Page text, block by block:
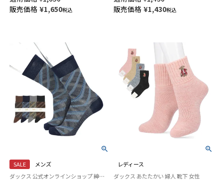
ライプ ワンポイントベア刺しゅ
う クルー丈 メンズ 02312569
販売価格 ¥1,650税込
としっかりホールド 格子柄ジャ
ガード クルー丈 メンズ カジュ
販売価格 ¥1,430税込
SALE
メンズ
ダックス 公式オンラインショップ 紳士 靴下
レディース
ダックス あたたかい 婦人 靴下 女性